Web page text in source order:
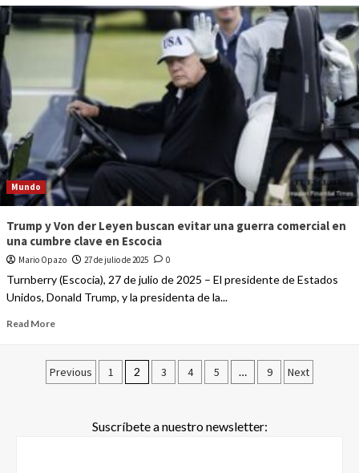
Mundo
Trump y Von der Leyen buscan evitar una guerra comercial en
una cumbre clave en Escocia
Mario Opazo 27 de julio de 2025 0
Turnberry (Escocia), 27 de julio de 2025 – El presidente de Estados
Unidos, Donald Trump, y la presidenta de la...
Read More
Previous 1 2 3 4 5 … 9 Next
Suscríbete a nuestro newsletter: